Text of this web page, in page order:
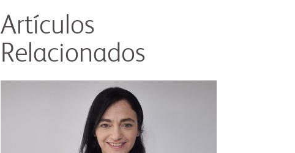
Artículos
Relacionados